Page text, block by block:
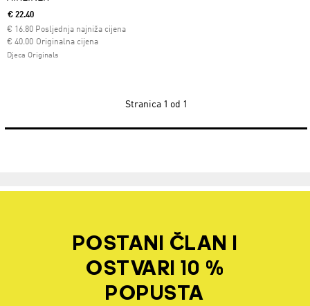
€ 22.40
€ 16.80 Posljednja najniža cijena
Originalna cijena
Cijena umanjena od
€ 40.00za
Djeca Originals
Stranica 1 od 1
POSTANI ČLAN I
OSTVARI 10 %
POPUSTA